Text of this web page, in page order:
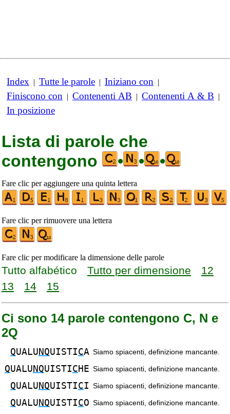
Index | Tutte le parole | Iniziano con |
Finiscono con | Contenenti AB | Contenenti A & B |
In posizione
Lista di parole che
contengono
• • •
Fare clic per aggiungere una quinta lettera
Fare clic per rimuovere una lettera
Fare clic per modificare la dimensione delle parole
Tutto alfabético Tutto per dimensione
12
13
14 15
Ci sono 14 parole contengono C, N e
2Q
QUALU NQUISTICA Siamo spiacenti, definizione mancante.
QUALU NQUISTIC HE Siamo spiacenti, definizione mancante.
QUALU NQUISTICI Siamo spiacenti, definizione mancante.
QUALU NQUISTICO Siamo spiacenti, definizione mancante.